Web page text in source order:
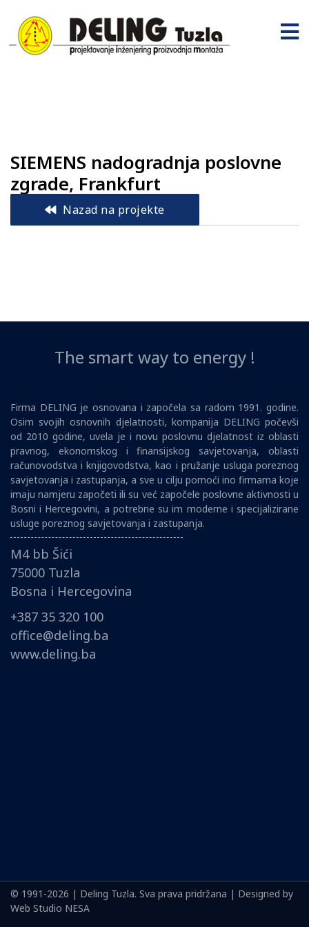
SIEMENS nadogradnja poslovne
zgrade, Frankfurt
Nazad na projekte
The smart way to energy !
Firma DELING je osnovana i započela sa radom 1991. godine.
Osim svojih osnovnih djelatnosti, kompanija DELING počevši
od 2010 godine, uvela je i novu poslovnu djelatnost iz oblasti
pravnog, ekonomskog i finansijskog savjetovanja, oblasti
računovodstva i knjigovodstva, kao i pružanje usluga poreznog
savjetovanja i zastupanja, a sve u cilju pomoći ino firmama koje
imaju namjeru započeti ili su već započele poslovne aktivnosti u
Bosni i Hercegovini, a potrebne su im moderne i specijalizirane
usluge poreznog savjetovanja i zastupanja.
M4 bb Šići
75000 Tuzla
Bosna i Hercegovina
+387 35 320 100
office@deling.ba
www.deling.ba
© 1991-2026 | Deling Tuzla. Sva prava pridržana | Designed by
Web Studio NESA